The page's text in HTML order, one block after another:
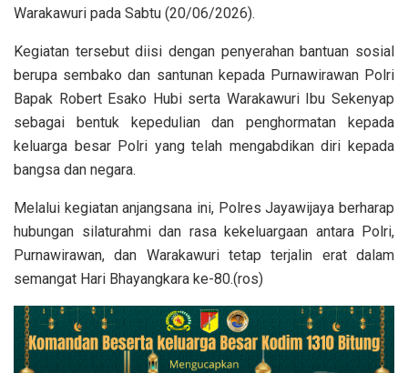
Warakawuri pada Sabtu (20/06/2026).
Kegiatan tersebut diisi dengan penyerahan bantuan sosial
berupa sembako dan santunan kepada Purnawirawan Polri
Bapak Robert Esako Hubi serta Warakawuri Ibu Sekenyap
sebagai bentuk kepedulian dan penghormatan kepada
keluarga besar Polri yang telah mengabdikan diri kepada
bangsa dan negara.
Melalui kegiatan anjangsana ini, Polres Jayawijaya berharap
hubungan silaturahmi dan rasa kekeluargaan antara Polri,
Purnawirawan, dan Warakawuri tetap terjalin erat dalam
semangat Hari Bhayangkara ke-80.(ros)